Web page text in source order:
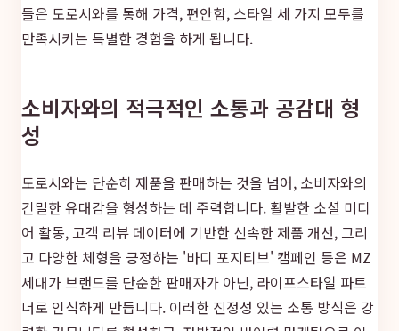
들은 도로시와를 통해 가격, 편안함, 스타일 세 가지 모두를
만족시키는 특별한 경험을 하게 됩니다.
소비자와의 적극적인 소통과 공감대 형
성
도로시와는 단순히 제품을 판매하는 것을 넘어, 소비자와의
긴밀한 유대감을 형성하는 데 주력합니다. 활발한 소셜 미디
어 활동, 고객 리뷰 데이터에 기반한 신속한 제품 개선, 그리
고 다양한 체형을 긍정하는 '바디 포지티브' 캠페인 등은 MZ
세대가 브랜드를 단순한 판매자가 아닌, 라이프스타일 파트
너로 인식하게 만듭니다. 이러한 진정성 있는 소통 방식은 강